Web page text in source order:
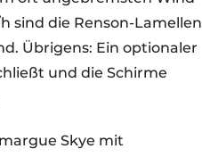
sind die Renson-Lamellen
Übrigens: Ein optionaler
und die Schirme
Skye mit